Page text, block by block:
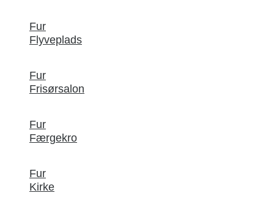
Fur
Flyveplads
Fur
Frisørsalon
Fur
Færgekro
Fur
Kirke